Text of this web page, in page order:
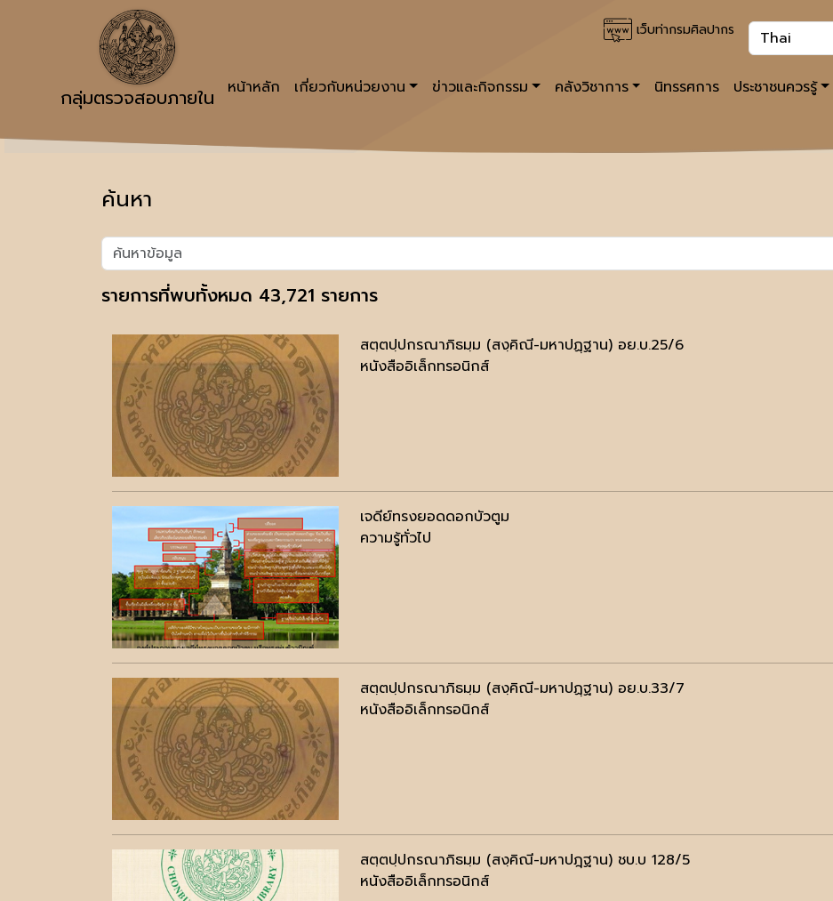
เว็บท่ากรมศิลปากร
กลุ่มตรวจสอบภายใน หน้าหลัก เกี่ยวกับหน่วยงาน ข่าวและกิจกรรม คลังวิชาการ นิทรรศการ ประชาชนควรรู้
ค้นหา
รายการที่พบทั้งหมด 43,721 รายการ
สตฺตปฺปกรณาภิธมฺม (สงฺคิณี-มหาปฏฺฐาน) อย.บ.25/6
หนังสืออิเล็กทรอนิกส์
เจดีย์ทรงยอดดอกบัวตูม
ความรู้ทั่วไป
สตฺตปฺปกรณาภิธมฺม (สงฺคิณี-มหาปฏฺฐาน) อย.บ.33/7
หนังสืออิเล็กทรอนิกส์
สตฺตปฺปกรณาภิธมฺม (สงฺคิณี-มหาปฎฺฐาน) ชบ.บ 128/5
หนังสืออิเล็กทรอนิกส์